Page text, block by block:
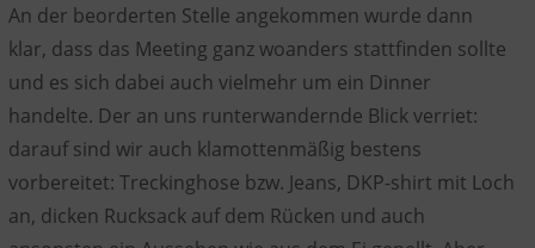
An der beorderten Stelle angekommen wurde dann
klar, dass das Meeting ganz woanders stattfinden sollte
und es sich dabei auch vielmehr um ein Dinner
handelte. Der an uns runterwandernde Blick verriet:
darauf sind wir auch klamottenmäßig bestens
vorbereitet: Treckinghose bzw. Jeans, DKP-shirt mit Loch
an, dicken Rucksack auf dem Rücken und auch